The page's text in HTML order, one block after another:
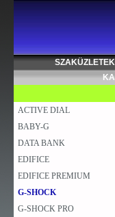
SZAKÜZLETEK
ACTIVE DIAL
BABY-G
DATA BANK
EDIFICE
EDIFICE PREMIUM
G-SHOCK
G-SHOCK PRO